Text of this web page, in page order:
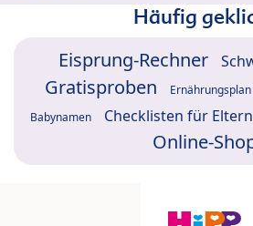
Häufig
Eisprung-Rechner
Gratisproben Ernährungsplan
Babynamen Checklisten für Eltern
Online-